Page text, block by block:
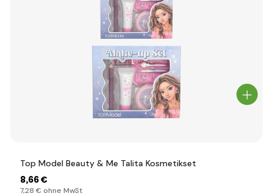
Top Model Beauty & Me Talita Kosmetikset
8,66 €
7,28 € ohne MwSt